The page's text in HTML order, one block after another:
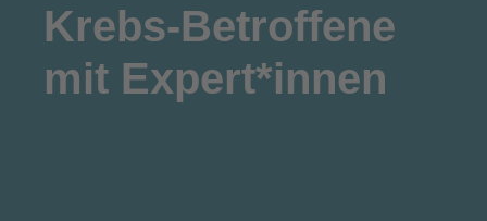
Krebs-Betroffene
mit Expert*innen